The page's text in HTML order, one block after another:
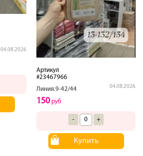
04.08.2026
Артикул
#23467966
Линия.9-42/44
04.08.2026
150руб
- +
Купить